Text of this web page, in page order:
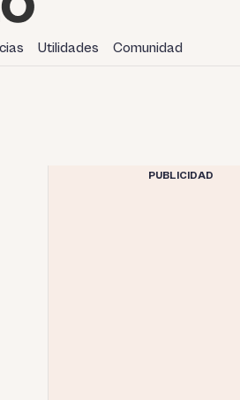
Utilidades Comunidad
PUBLICIDAD